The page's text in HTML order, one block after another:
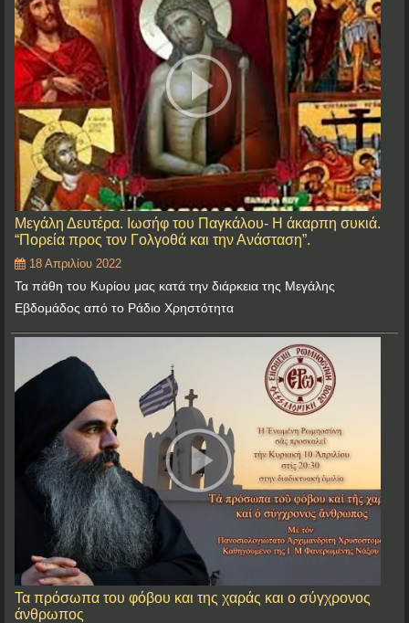
Μεγάλη Δευτέρα. Ιωσήφ του Παγκάλου- Η άκαρπη συκιά.
“Πορεία προς τον Γολγοθά και την Ανάσταση”.
18 Απριλίου 2022
Τα πάθη του Κυρίου μας κατά την διάρκεια της Μεγάλης
Εβδομάδος από το Ράδιο Χρηστότητα
Τα πρόσωπα του φόβου και της χαράς και ο σύγχρονος
άνθρωπος